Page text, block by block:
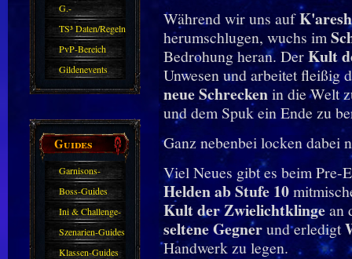
G.-
Sparkasse/Goldleihen
TS³ Daten/Regeln
PvP-Bereich
Gildenevents
Guides
Garnisons-
Guides
Boss-Guides
Ini & Challenge-
Guides
Szenarien-Guides
Klassen-Guides
Während wir uns aufK'aresh
herumschlugen, wuchs im
Bedrohung heran. DerKult
Unwesen und arbeitet fleißig
neue Schreckenin die Welt
und dem Spuk ein Ende zu
Ganz nebenbei locken dabei
Viel Neues gibt es beim Pre-
Helden ab Stufe 10
Kult der Zwielichtklingean
seltene Gegnerund erledigt
Handwerk zu legen.